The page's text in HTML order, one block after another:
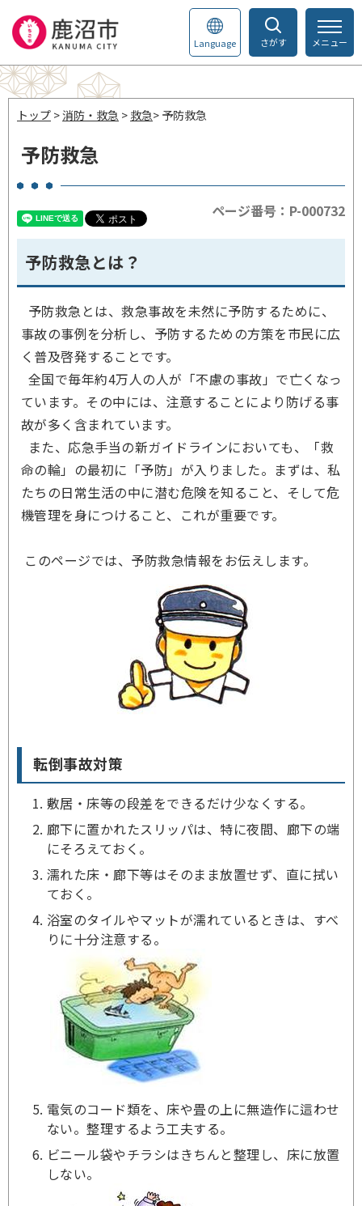
さがす
Language メニュー
トップ >消防・救急 > 救急> 予防救急
予防救急
ページ番号：P-000732
予防救急とは？
予防救急とは、救急事故を未然に予防するために、
事故の事例を分析し、予防するための方策を市民に広
く普及啓発することです。
全国で毎年約4万人の人が「不慮の事故」で亡くなっ
ています。その中には、注意することにより防げる事
故が多く含まれています。
また、応急手当の新ガイドラインにおいても、「救
命の輪」の最初に「予防」が入りました。まずは、私
たちの日常生活の中に潜む危険を知ること、そして危
機管理を身につけること、これが重要です。
このページでは、予防救急情報をお伝えします。
転倒事故対策
敷居・床等の段差をできるだけ少なくする。
廊下に置かれたスリッパは、特に夜間、廊下の端
にそろえておく。
濡れた床・廊下等はそのまま放置せず、直に拭い
ておく。
浴室のタイルやマットが濡れているときは、すべ
りに十分注意する。
電気のコード類を、床や畳の上に無造作に這わせ
ない。整理するよう工夫する。
ビニール袋やチラシはきちんと整理し、床に放置
しない。